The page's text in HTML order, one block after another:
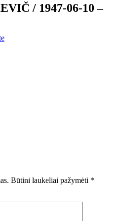
/ 1947-06-10 –
Būtini laukeliai pažymėti *